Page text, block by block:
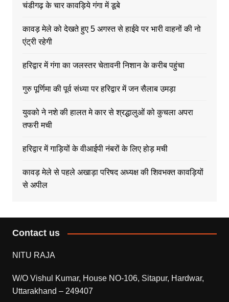
चंडीगढ़ के चार कावड़िये गंगा में डूबे
कावड़ मेले को देखते हुए 5 अगस्त से हाईवे पर भारी वाहनों की नो
एंट्री रहेगी
हरिद्वार में गंगा का जलस्तर चेतावनी निशान के करीब पहुंचा
गुरु पूर्णिमा की पूर्व संध्या पर हरिद्वार में जन सैलाब उमड़ा
युवको ने नशे की हालत मे कार से श्रद्धालुओं को कुचला अपरा
तफरी मची
हरिद्वार में गाड़ियों के वीआईपी नंबरों के लिए होड़ मची
कावड़ मेले से पहले अखाड़ा परिषद अध्यक्ष की शिवभक्त कावड़ियों
से अपील
Contact us
NITU RAJA
W/O Vishul Kumar, House NO-106, Sitapur, Hardwar,
Uttarakhand – 249407